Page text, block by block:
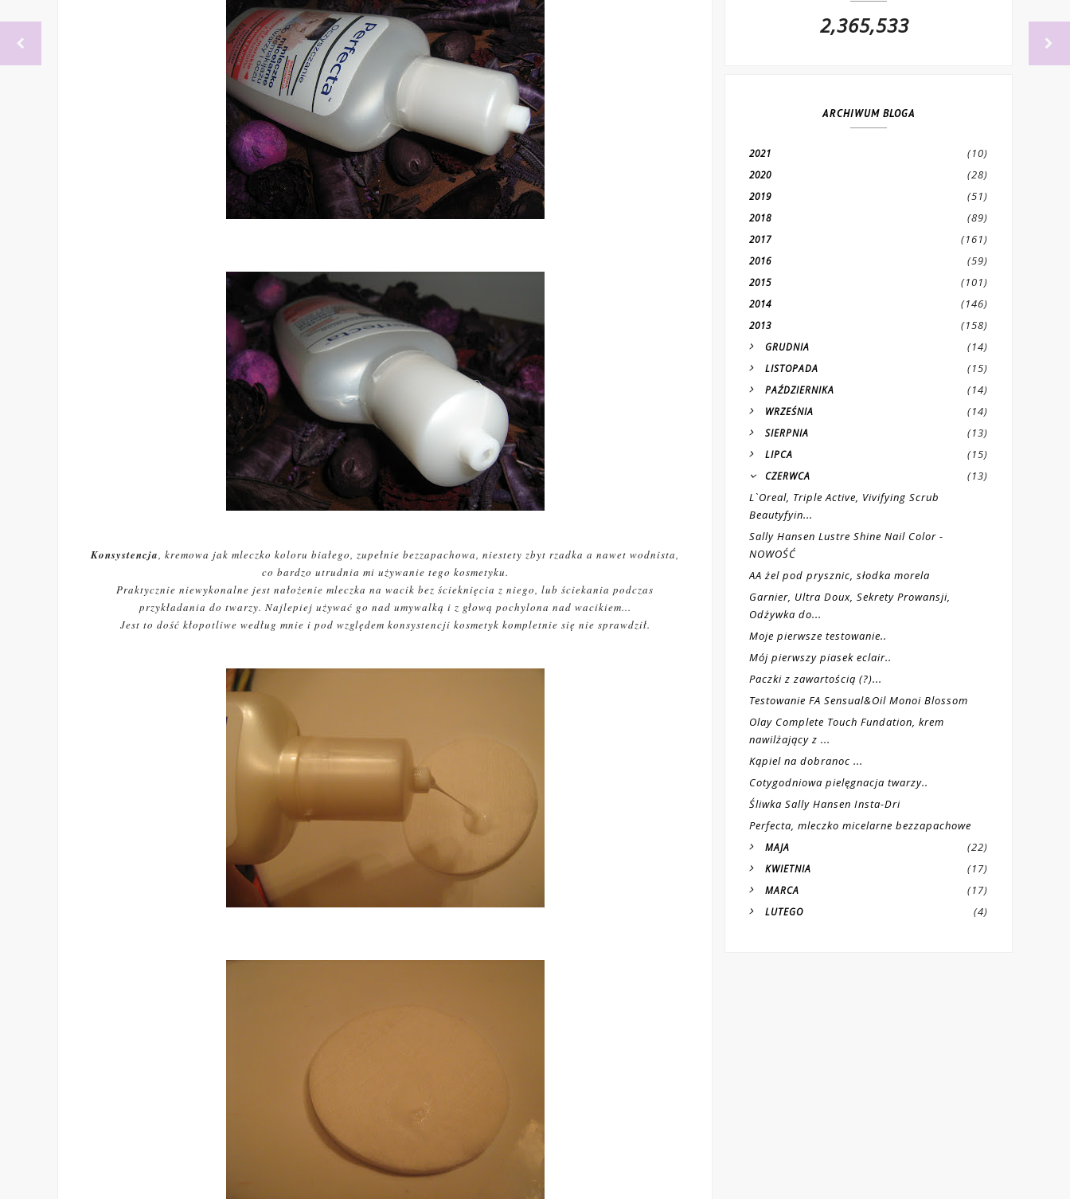
Konsystencja, kremowa jak mleczko koloru białego, zupełnie bezzapachowa, niestety zbyt rzadka a nawet wodnista,
co bardzo utrudnia mi używanie tego kosmetyku.
Praktycznie niewykonalne jest nałożenie mleczka na wacik bez ścieknięcia z niego, lub ściekania podczas
przykładania do twarzy. Najlepiej używać go nad umywalką i z głową pochylona nad wacikiem...
Jest to dość kłopotliwe według mnie i pod względem konsystencji kosmetyk kompletnie się nie sprawdził.
2,365,533
ARCHIWUM BLOGA
2021 (10)
2020 (28)
2019 (51)
2018 (89)
2017 (161)
2016 (59)
2015 (101)
2014 (146)
2013 (158)
GRUDNIA (14)
LISTOPADA (15)
PAŹDZIERNIKA (14)
WRZEŚNIA (14)
SIERPNIA (13)
LIPCA (15)
CZERWCA
(13)
L`Oreal, Triple Active, Vivifying Scrub
Beautyfyin...
Sally Hansen Lustre Shine Nail Color -
NOWOŚĆ
AA żel pod prysznic, słodka morela
Garnier, Ultra Doux, Sekrety Prowansji,
Odżywka do...
Moje pierwsze testowanie..
Mój pierwszy piasek eclair..
Paczki z zawartością (?)...
Testowanie FA Sensual&Oil Monoi Blossom
Olay Complete Touch Fundation, krem
nawilżający z ...
Kąpiel na dobranoc ...
Cotygodniowa pielęgnacja twarzy..
Śliwka Sally Hansen Insta-Dri
Perfecta, mleczko micelarne bezzapachowe
MAJA (22)
KWIETNIA (17)
MARCA (17)
LUTEGO (4)